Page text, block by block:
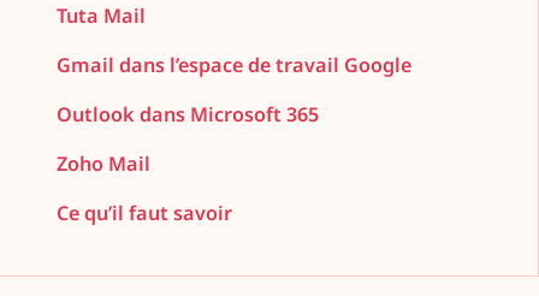
Tuta Mail
Gmail dans l’espace de travail Google
Outlook dans Microsoft 365
Zoho Mail
Ce qu’il faut savoir